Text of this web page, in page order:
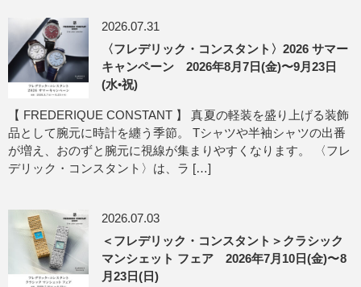
2026.07.31
〈フレデリック・コンスタント〉2026 サマー
キャンペーン 2026年8月7日(金)〜9月23日
(水•祝)
【 FREDERIQUE CONSTANT 】 真夏の軽装を盛り上げる装飾
品として腕元に時計を纏う季節。 Tシャツや半袖シャツの出番
が増え、おのずと腕元に視線が集まりやすくなります。 〈フレ
デリック・コンスタント〉は、ラ […]
2026.07.03
＜フレデリック・コンスタント＞クラシック
マンシェット フェア 2026年7月10日(金)〜8
月23日(日)